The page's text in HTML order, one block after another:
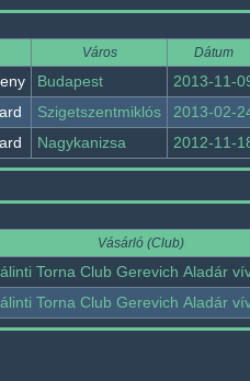
Város Dátum
Budapest 2013-11-
Szigetszentmiklós 2013-02-
Nagykanizsa 2012-11-
Vásárló (Club)
Torna Club Gerevich Aladár
Torna Club Gerevich Aladár